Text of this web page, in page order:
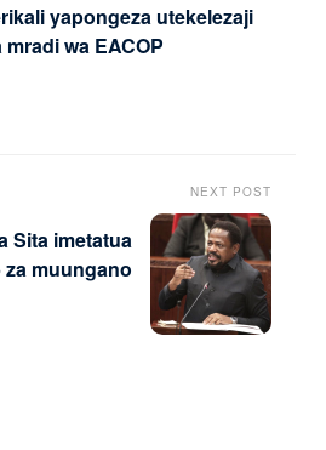
yapongeza utekelezaji
mradi wa EACOP
NEXT POST
Sita imetatua
za muungano